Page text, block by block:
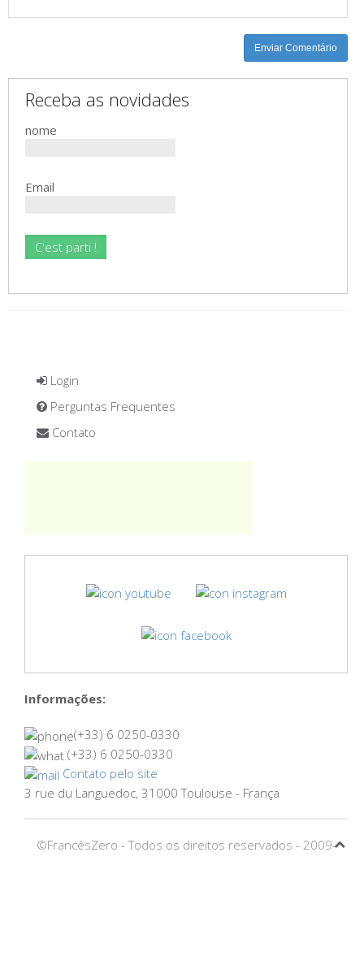
-
-
Enviar Comentário
Receba as novidades
nome
Email
Login
Perguntas Frequentes
Contato
Informações:
(+33) 6 0250-0330
(+33) 6 0250-0330
Contato pelo site
3 rue du Languedoc, 31000 Toulouse - França
©FrancêsZero - Todos os direitos reservados - 2009-